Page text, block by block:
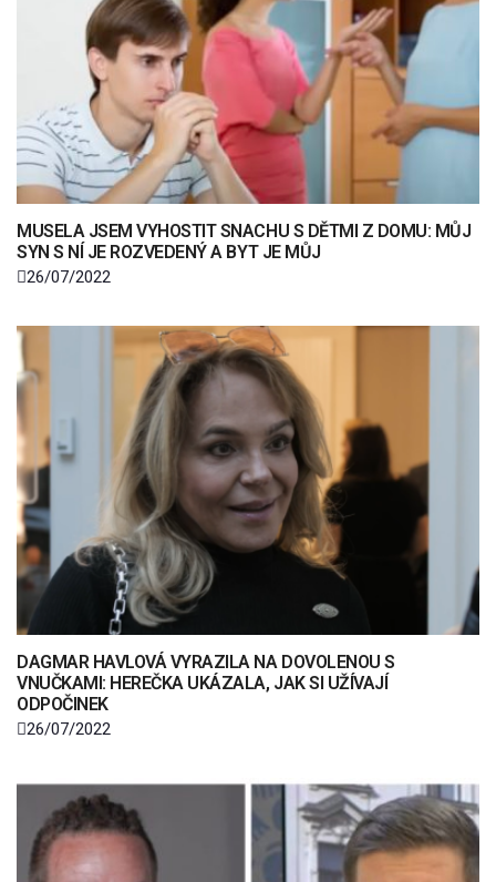
MUSELA JSEM VYHOSTIT SNACHU S DĚTMI Z DOMU: MŮJ
SYN S NÍ JE ROZVEDENÝ A BYT JE MŮJ
26/07/2022
DAGMAR HAVLOVÁ VYRAZILA NA DOVOLENOU S
VNUČKAMI: HEREČKA UKÁZALA, JAK SI UŽÍVAJÍ
ODPOČINEK
26/07/2022